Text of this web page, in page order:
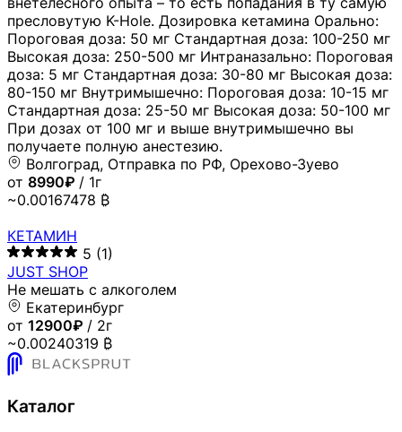
пресловутую K-Hole. Дозировка кетамина Орально:
Пороговая доза: 50 мг Стандартная доза: 100-250 мг
Высокая доза: 250-500 мг Интраназально: Пороговая
доза: 5 мг Стандартная доза: 30-80 мг Высокая доза:
80-150 мг Внутримышечно: Пороговая доза: 10-15 мг
Стандартная доза: 25-50 мг Высокая доза: 50-100 мг
При дозах от 100 мг и выше внутримышечно вы
получаете полную анестезию.
Волгоград, Отправка по РФ, Орехово-Зуево
от 8990₽ / 1г
~0.00167478 ₿
КЕТАМИН
5 (1)
JUST SHOP
Не мешать с алкоголем
Екатеринбург
от 12900₽ / 2г
~0.00240319 ₿
Каталог